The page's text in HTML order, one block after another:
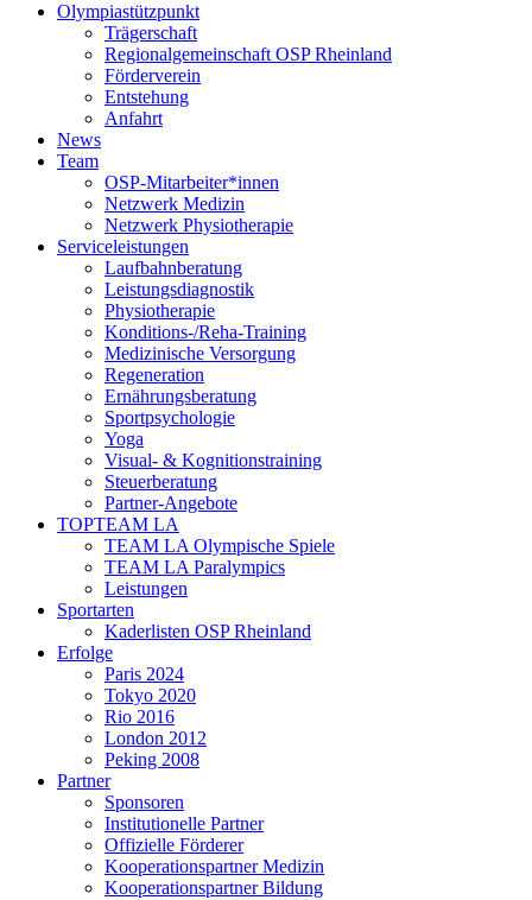
Olympiastützpunkt
Trägerschaft
Regionalgemeinschaft OSP Rheinland
Förderverein
Entstehung
Anfahrt
News
Team
OSP-Mitarbeiter*innen
Netzwerk Medizin
Netzwerk Physiotherapie
Serviceleistungen
Laufbahnberatung
Leistungsdiagnostik
Physiotherapie
Konditions-/Reha-Training
Medizinische Versorgung
Regeneration
Ernährungsberatung
Sportpsychologie
Yoga
Visual- & Kognitionstraining
Steuerberatung
Partner-Angebote
TOPTEAM LA
TEAM LA Olympische Spiele
TEAM LA Paralympics
Leistungen
Sportarten
Kaderlisten OSP Rheinland
Erfolge
Paris 2024
Tokyo 2020
Rio 2016
London 2012
Peking 2008
Partner
Sponsoren
Institutionelle Partner
Offizielle Förderer
Kooperationspartner Medizin
Kooperationspartner Bildung